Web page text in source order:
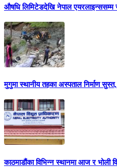
औषधि लिमिटेडदेखि नेपाल एयरलाइन्ससम्म
मुगुमा स्थानीय तहका अस्पताल निर्माण
काठमाडौंका विभिन्न स्थानमा आज र भोली